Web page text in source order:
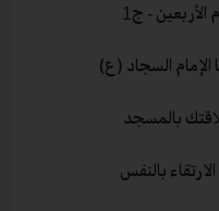
الأربعين - ج1
الإمام السجاد (ع)
بالمسجد
بالنفس